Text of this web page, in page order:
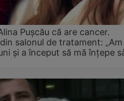
Pușcău că are cancer.
salonul de tratament:
și a început să mă înțepe